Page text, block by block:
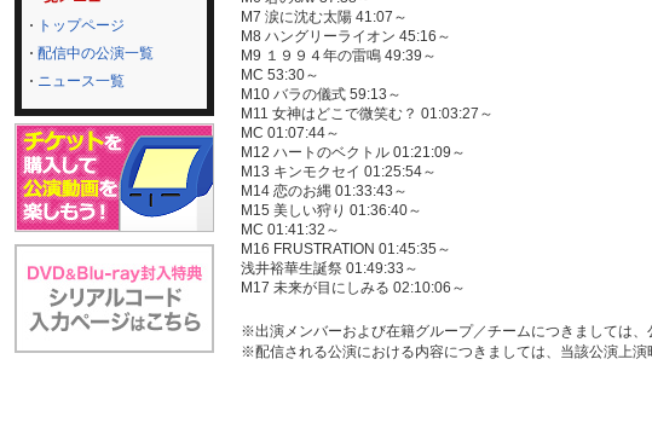
トップページ
配信中の公演一覧
ニュース一覧
M7 涙に沈む太陽 41:07～
M8 ハングリーライオン 45:16～
M9 １９９４年の雷鳴 49:39～
MC 53:30～
M10 バラの儀式 59:13～
M11 女神はどこで微笑む？ 01:03:27～
MC 01:07:44～
M12 ハートのベクトル 01:21:09～
M13 キンモクセイ 01:25:54～
M14 恋のお縄 01:33:43～
M15 美しい狩り 01:36:40～
MC 01:41:32～
M16 FRUSTRATION 01:45:35～
浅井裕華生誕祭 01:49:33～
M17 未来が目にしみる 02:10:06～
※出演メンバーおよび在籍グループ／チームにつきましては、
※配信される公演における内容につきましては、当該公演上